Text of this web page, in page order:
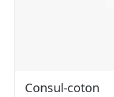
Consul-coton